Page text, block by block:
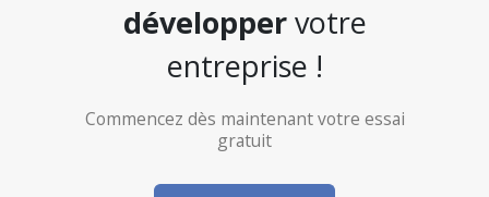
développervotre
entreprise !
Commencez dès maintenant votre essai
gratuit